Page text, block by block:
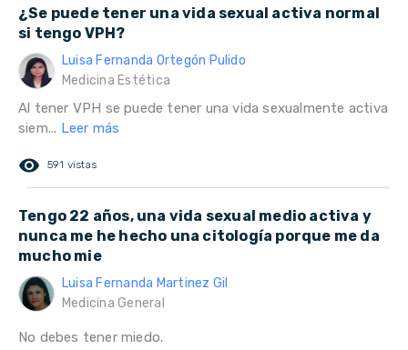
¿Se puede tener una vida sexual activa normal
si tengo VPH?
Luisa Fernanda Ortegón Pulido
Medicina Estética
Al tener VPH se puede tener una vida sexualmente activa
siem... Leer más
remove_red_eye 591 vistas
Tengo 22 años, una vida sexual medio activa y
nunca me he hecho una citología porque me da
mucho mie
Luisa Fernanda Martinez Gil
Medicina General
No debes tener miedo.